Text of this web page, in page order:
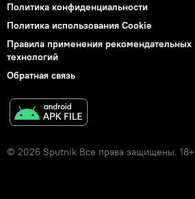
Политика конфиденциальности
Политика использования Cookie
Правила применения рекомендательных
технологий
Обратная связь
© 2026 Sputnik Все права защищены. 18+